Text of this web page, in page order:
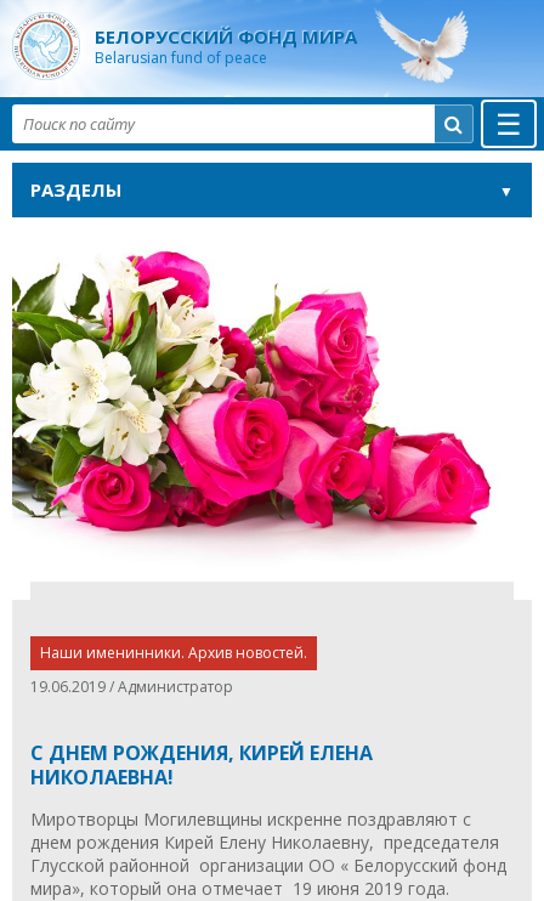
БЕЛОРУССКИЙ ФОНД МИРА
Belarusian fund of peace
☰

РАЗДЕЛЫ
Наши именинники. Архив новостей.
19.06.2019 / Администратор
С ДНЕМ РОЖДЕНИЯ, КИРЕЙ ЕЛЕНА
НИКОЛАЕВНА!
Миротворцы Могилевщины искренне поздравляют с
днем рождения Кирей Елену Николаевну, председателя
Глусской районной организации ОО « Белорусский фонд
мира», который она отмечает 19 июня 2019 года.